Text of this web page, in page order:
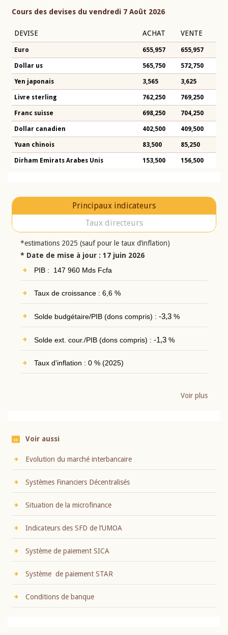
Cours des devises du vendredi 7 Août 2026
DEVISE ACHAT VENTE
Euro 655,957 655,957
Dollar us 565,750 572,750
Yen japonais 3,565 3,625
Livre sterling 762,250 769,250
Franc suisse 698,250 704,250
Dollar canadien 402,500 409,500
Yuan chinois 83,500 85,250
Dirham Emirats Arabes Unis 153,500 156,500
Principaux indicateurs
Taux directeurs
*estimations 2025 (sauf pour le taux d’inflation)
* Date de mise à jour : 17 juin 2026
PIB : 147 960 Mds Fcfa
Taux de croissance : 6,6 %
Solde budgétaire/PIB (dons compris) : -3,3%
Solde ext. cour./PIB (dons compris) : -1,3%
Taux d'inflation : 0 % (2025)
Voir plus
Voir aussi
Evolution du marché interbancaire
Systèmes Financiers Décentralisés
Situation de la microfinance
Indicateurs des SFD de l’UMOA
Système de paiement SICA
Système de paiement STAR
Conditions de banque